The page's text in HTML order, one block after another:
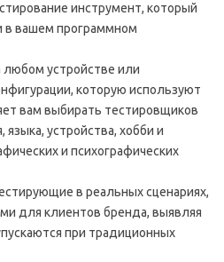
инструмент, который
в вашем программном
устройстве или
которую используют
вам выбирать тестировщиков
устройства, хобби и
и психографических
в реальных сценариях,
для клиентов бренда, выявляя
при традиционных